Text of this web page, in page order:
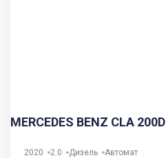
MERCEDES BENZ CLA 200D
2020 2.0 Дизель Автомат